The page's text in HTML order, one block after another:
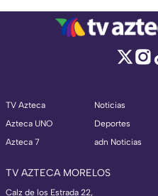
TV Azteca
Azteca UNO
Azteca 7
Noticias
Deportes
adn Noticias
TV AZTECA MORELOS
Calz de los Estrada 22,